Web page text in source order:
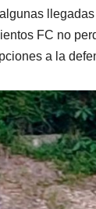
FC no
a la